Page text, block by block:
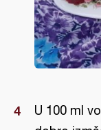
U 100 ml